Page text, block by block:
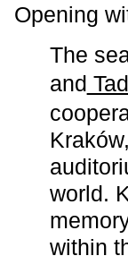
Opening
The
and
world.
within